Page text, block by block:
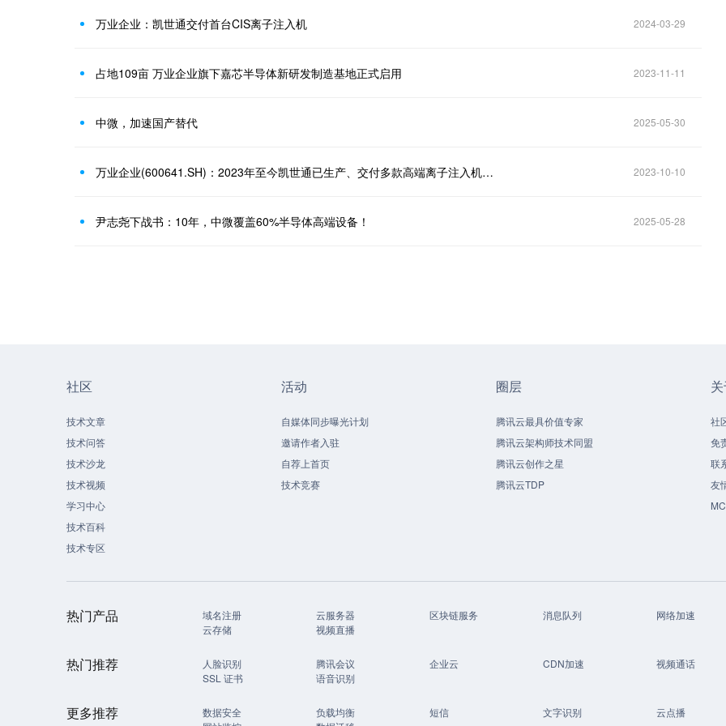
万业企业：凯世通交付首台CIS离子注入机 2024-03-29
占地109亩 万业企业旗下嘉芯半导体新研发制造基地正式启用 2023-11-11
中微，加速国产替代 2025-05-30
万业企业(600641.SH)：2023年至今凯世通已生产、交付多款高端离子注入机系列产品 2023-10-10
尹志尧下战书：10年，中微覆盖60%半导体高端设备！ 2025-05-28
社区
技术文章
技术问答
技术沙龙
技术视频
学习中心
技术百科
技术专区
活动
自媒体同步曝光计划
邀请作者入驻
自荐上首页
技术竞赛
圈层
腾讯云最具价值专家
腾讯云架构师技术同盟
腾讯云创作之星
腾讯云TDP
社
免
联
友
热门产品 域名注册 云服务器 区块链服务 消息队列
网络加速
云存储
视频直播
热门推荐 人脸识别 腾讯会议 企业云 CDN加速
视频通话
SSL 证书
语音识别
更多推荐 数据安全 负载均衡 短信 文字识别
云点播